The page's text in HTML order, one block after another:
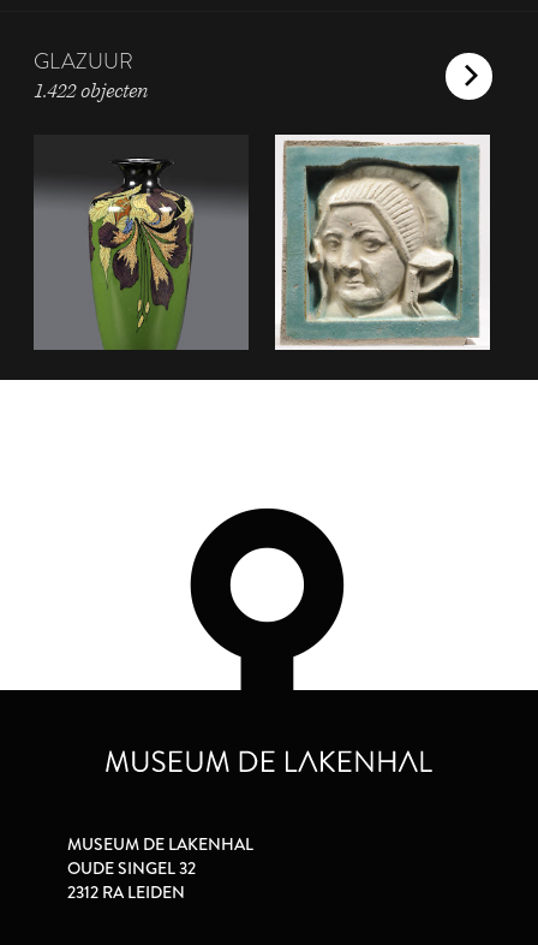
GLAZUUR
1.422 objecten
MUSEUM DE LAKENHAL
OUDE SINGEL 32
2312 RA LEIDEN